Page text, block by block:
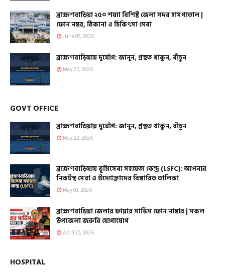
ব্রাহ্মণবাড়িয়া ২৫০ শয্যা বিশিষ্ট জেলা সদর হাসপাতাল |
ফোন নম্বর, ঠিকানা ও চিকিৎসা সেবা
June 05, 2026
ব্রাহ্মণবাড়িয়ায় দুর্যোগ: জানুন, প্রস্তুত থাকুন, বাঁচুন
May 22, 2026
GOVT OFFICE
ব্রাহ্মণবাড়িয়ায় দুর্যোগ: জানুন, প্রস্তুত থাকুন, বাঁচুন
May 22, 2026
ব্রাহ্মণবাড়িয়ায় ভূমিসেবা সহায়তা কেন্দ্র (LSFC): আপনার
নিকটস্থ সেবা ও উদ্যোক্তাদের বিস্তারিত তালিকা
May 03, 2026
ব্রাহ্মণবাড়িয়া জেলার ফায়ার সার্ভিস ফোন নাম্বার | সকল
উপজেলা জরুরি যোগাযোগ
April 30, 2026
HOSPITAL